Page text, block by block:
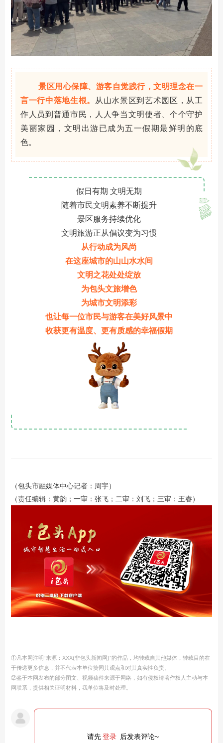
景区用心保障、游客自觉践行，文明理念在一
言一行中落地生根。
从山水景区到艺术园区，从工
作人员到普通市民，人人争当文明使者、个个守护
美丽家园，文明出游已成为五一假期最鲜明的底
色。
假日有期 文明无期
随着市民文明素养不断提升
景区服务持续优化
文明旅游正从倡议变为习惯
从行动成为风尚
在这座城市的山山水水间
文明之花处处绽放
为包头文旅增色
为城市文明添彩
也让每一位市民与游客在美好风景中
收获更有温度、更有质感的幸福假期
（包头市融媒体中心记者：周宇）
（责任编辑：黄韵；一审：张飞；二审： 刘飞 ；三审：王睿）
①凡本网注明“来源：XXX(非包头新闻网)”的作品，均转载自其他媒体，转载目的在
于传递更多信息，并不代表本单位赞同其观点和对其真实性负责。
②鉴于本网发布的部分图文、视频稿件来源于网络，如有侵权请著作权人主动与本
网联系，提供相关证明材料，我单位将及时处理。
请先登录 后发表评论~